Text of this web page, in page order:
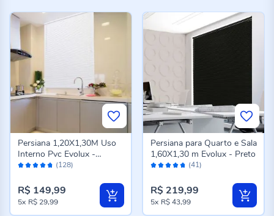
Avaliação: (128)
Persiana 1,20X1,30M Uso
Interno Pvc Evolux -
Branco
R$ 149,99
5x R$ 29,99
Avaliação: (41)
Persiana para Quarto e Sala
1,60X1,30 m Evolux - Preto
R$ 219,99
5x R$ 43,99